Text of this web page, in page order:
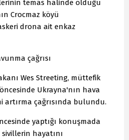
temas halinde olduğu
Crocmaz köyü
drona ait enkaz
çağrısı
Wes Streeting, müttefik
Ukrayna'nın hava
artırma çağrısında bulundu.
yaptığı konuşmada
hayatını